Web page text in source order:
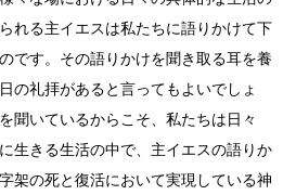
れる主イエスは私たちに語りかけて下
です。その語りかけを聞き取る耳を養
の礼拝があると言ってもよいでしょ
聞いているからこそ、私たちは日々
生きる生活の中で、主イエスの語りか
架の死と復活において実現している神